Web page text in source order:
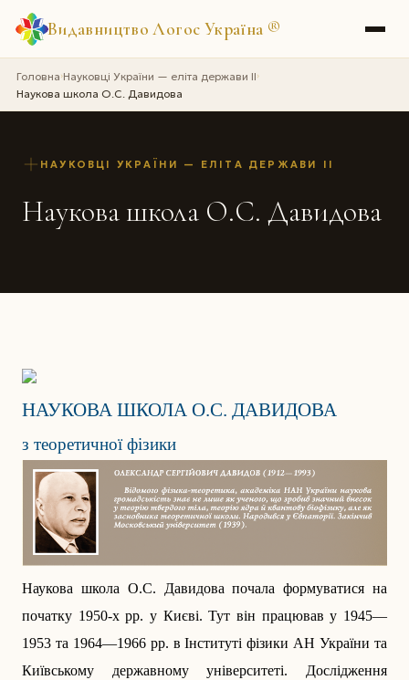
Видавництво Логос Україна ®
Головна›Науковці України — еліта держави II›
Наукова школа О.С. Давидова
НАУКОВЦІ УКРАЇНИ — ЕЛІТА ДЕРЖАВИ II
Наукова школа О.С. Давидова
НАУКОВА ШКОЛА О.С. ДАВИДОВА
з теоретичної фізики
Наукова школа О.С. Давидова почала формуватися на
початку 1950-х рр. у Києві. Тут він працював у 1945—
1953 та 1964—1966 рр. в Інституті фізики АН України та
Київському державному університеті. Дослідження